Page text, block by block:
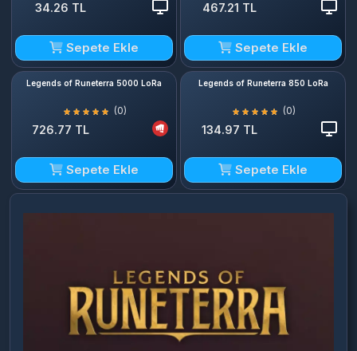
34.26 TL
Sepete Ekle
467.21 TL
Sepete Ekle
Legends of Runeterra 5000 LoRa
(0)
726.77 TL
Sepete Ekle
Legends of Runeterra 850 LoRa
(0)
134.97 TL
Sepete Ekle